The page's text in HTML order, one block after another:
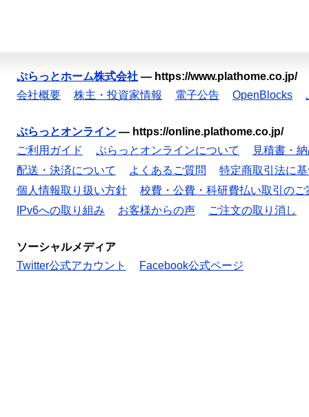
ぷらっとホーム株式会社 — https://www.plathome.co.jp/
会社概要
株主・投資家情報 電子公告 OpenBlocks
ぷらっとオンライン — https://online.plathome.co.jp/
ご利用ガイド
ぷらっとオンラインについて
見積書・
配送・決済について
よくあるご質問
特定商取引法に
個人情報取り扱い方針
校費・公費・科研費払い取引のご
IPv6への取り組み
お客様からの声 ご注文の取り消し
ソーシャルメディア
Twitter公式アカウント
Facebook公式ページ